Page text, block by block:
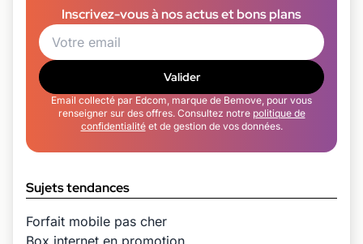
Inscrivez-vous à nos actus et bons plans
Valider
Email collecté par Edcom, marque de Bemove, pour vous
renseigner sur des offres. Consultez notre politique de
confidentialitéet de gestion de vos données.
Sujets tendances
Forfait mobile pas cher
Box internet en promotion